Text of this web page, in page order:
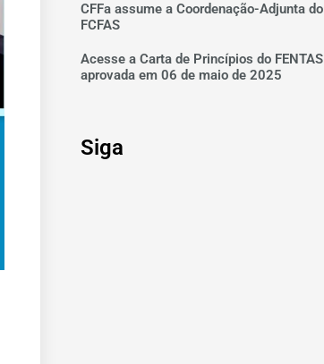
CFFa assume a Coordenação-Adjunta do
FCFAS
Acesse a Carta de Princípios do FENTAS
aprovada em 06 de maio de 2025
Siga